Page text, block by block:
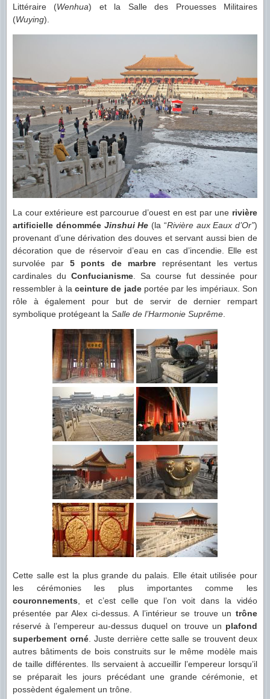
Littéraire (Wenhua) et la Salle des Prouesses Militaires
(Wuying).
La cour extérieure est parcourue d’ouest en est par une rivière
artificielle dénommée Jinshui He (la “Rivière aux Eaux d’Or”)
provenant d’une dérivation des douves et servant aussi bien de
décoration que de réservoir d’eau en cas d’incendie. Elle est
survolée par5 ponts de marbrereprésentant les vertus
cardinales du Confucianisme . Sa course fut dessinée pour
ressembler à la ceinture de jadeportée par les impériaux. Son
rôle à également pour but de servir de dernier rempart
symbolique protégeant la Salle de l’Harmonie Suprême
Cette salle est la plus grande du palais. Elle était utilisée pour
les cérémonies les plus importantes comme les
couronnements , et c’est celle que l’on voit dans la vidéo
présentée par Alex ci-dessus. A l’intérieur se trouve un trône
réservé à l’empereur au-dessus duquel on trouve un plafond
superbement orné. Juste derrière cette salle se trouvent deux
autres bâtiments de bois construits sur le même modèle mais
de taille différentes. Ils servaient à accueillir l’empereur lorsqu’il
se préparait les jours précédant une grande cérémonie, et
possèdent également un trône.